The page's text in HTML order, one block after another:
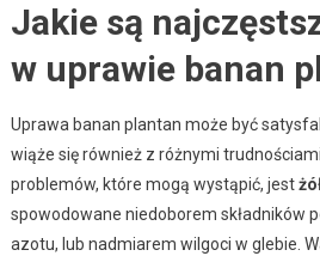
Jakie są
w uprawie banan
Uprawa banan plantan może być
wiąże się również z różnymi
problemów, które mogą wystąpić, jest
spowodowane niedoborem składników
azotu, lub nadmiarem wilgoci w glebie.